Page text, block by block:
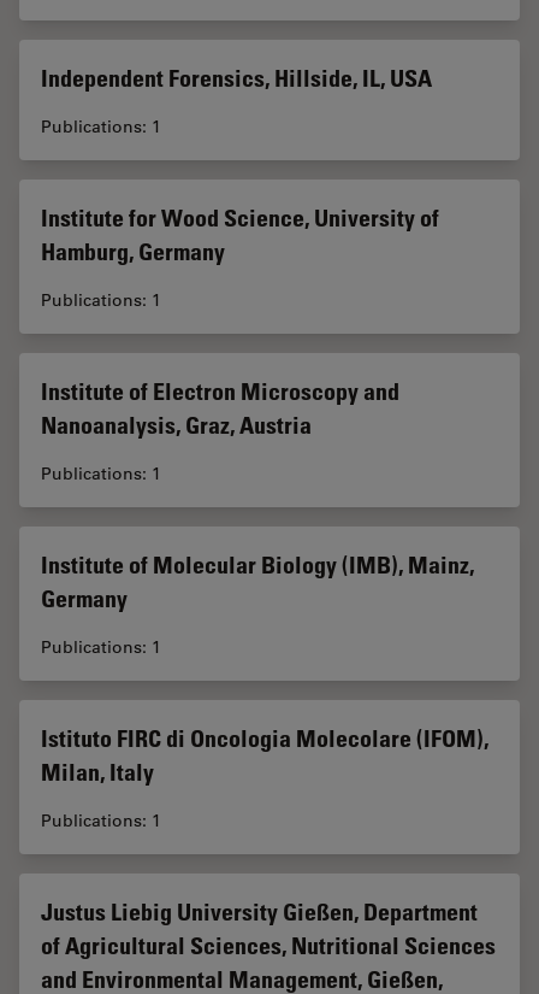
Independent Forensics, Hillside, IL, USA
Publications: 1
Institute for Wood Science, University of
Hamburg, Germany
Publications: 1
Institute of Electron Microscopy and
Nanoanalysis, Graz, Austria
Publications: 1
Institute of Molecular Biology (IMB), Mainz,
Germany
Publications: 1
Istituto FIRC di Oncologia Molecolare (IFOM),
Milan, Italy
Publications: 1
Justus Liebig University Gießen, Department
of Agricultural Sciences, Nutritional Sciences
and Environmental Management, Gießen,